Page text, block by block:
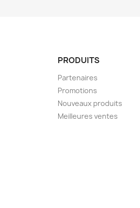
PRODUITS
Partenaires
Promotions
Nouveaux produits
Meilleures ventes